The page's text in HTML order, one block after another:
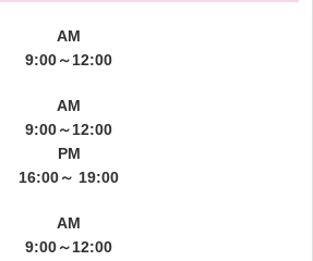
AM
9:00～12:00
AM
9:00～12:00
PM
16:00～ 19:00
AM
9:00～12:00